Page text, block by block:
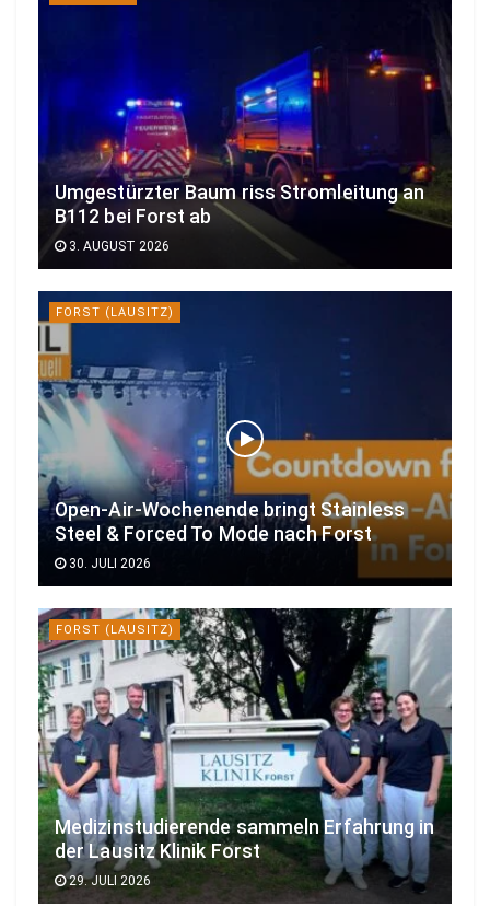
Umgestürzter Baum riss Stromleitung an
B112 bei Forst ab
3. AUGUST 2026
FORST (LAUSITZ)
Open-Air-Wochenende bringt Stainless
Steel & Forced To Mode nach Forst
30. JULI 2026
FORST (LAUSITZ)
Medizinstudierende sammeln Erfahrung in
der Lausitz Klinik Forst
29. JULI 2026